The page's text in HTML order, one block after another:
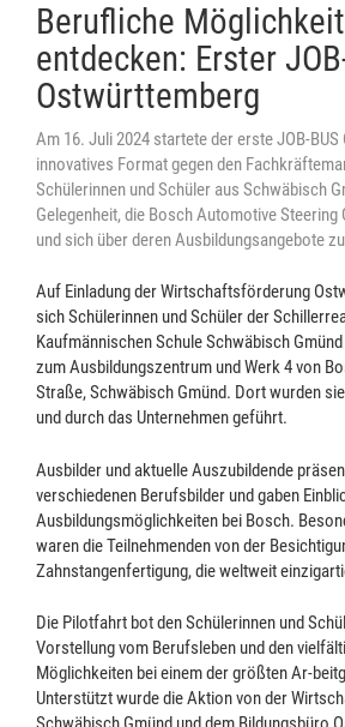
Berufliche
entdecken: Erster
Ostwürttemberg
Am 16. Juli 2024 startete der erste JOB-
innovatives Format gegen den
Schülerinnen und Schüler aus Schwäbisch
Gelegenheit, die Bosch Automotive Steering
und sich über deren Ausbildungsangebote
Auf Einladung der Wirtschaftsförderung
sich Schülerinnen und Schüler der
Kaufmännischen Schule Schwäbisch
zum Ausbildungszentrum und Werk 4 von
Straße, Schwäbisch Gmünd. Dort wurden
und durch das Unternehmen geführt.
Ausbilder und aktuelle Auszubildende
verschiedenen Berufsbilder und gaben
Ausbildungsmöglichkeiten bei Bosch.
waren die Teilnehmenden von der
Zahnstangenfertigung, die weltweit
Die Pilotfahrt bot den Schülerinnen und
Vorstellung vom Berufsleben und den
Möglichkeiten bei einem der größten Ar-
Unterstützt wurde die Aktion von der